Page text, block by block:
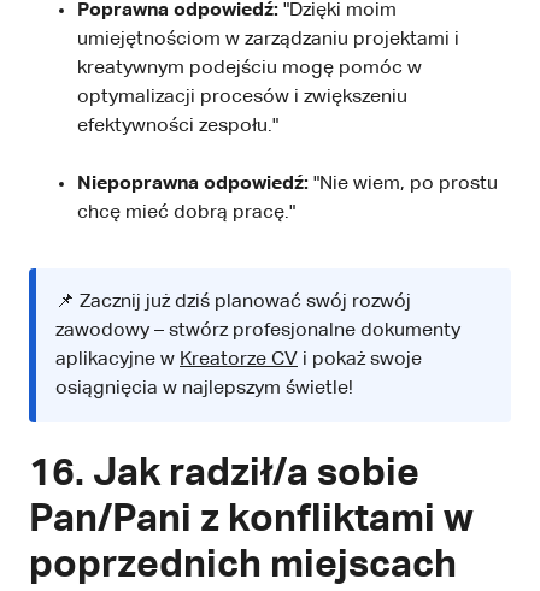
Poprawna odpowiedź: "Dzięki moim
umiejętnościom w zarządzaniu projektami i
kreatywnym podejściu mogę pomóc w
optymalizacji procesów i zwiększeniu
efektywności zespołu."
Niepoprawna odpowiedź: "Nie wiem, po prostu
chcę mieć dobrą pracę."
📌 Zacznij już dziś planować swój rozwój
zawodowy – stwórz profesjonalne dokumenty
aplikacyjne w Kreatorze CV i pokaż swoje
osiągnięcia w najlepszym świetle!
16. Jak radził/a sobie
Pan/Pani z konfliktami w
poprzednich miejscach